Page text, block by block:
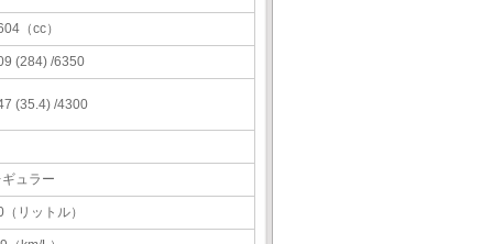
（cc）
(284) /6350
(35.4) /4300
ュラー
（リットル）